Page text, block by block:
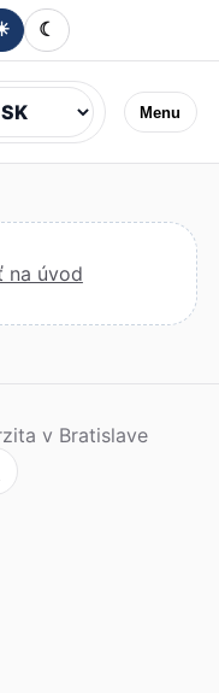
☾
Menu
Jazyk
na úvod
v Bratislave